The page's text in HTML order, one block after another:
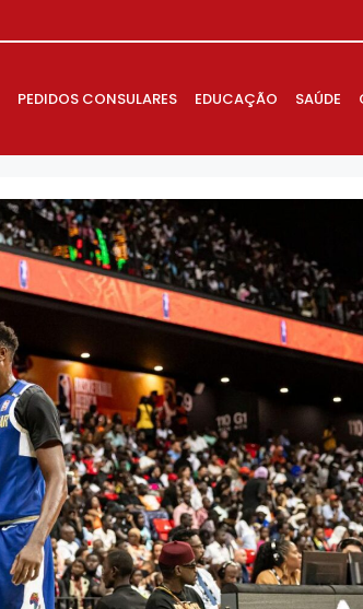
PEDIDOS CONSULARES EDUCAÇÃO SAÚDE